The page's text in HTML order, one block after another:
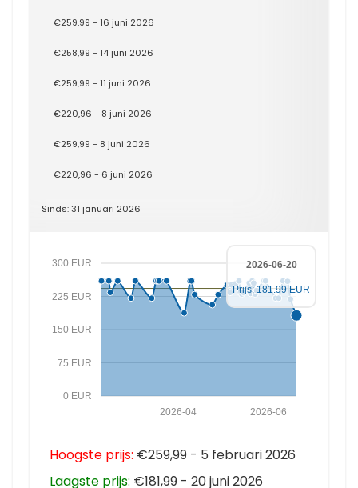
€259,99 - 16 juni 2026
€258,99 - 14 juni 2026
€259,99 - 11 juni 2026
€220,96 - 8 juni 2026
€259,99 - 8 juni 2026
€220,96 - 6 juni 2026
Sinds: 31 januari 2026
0 EUR
75 EUR
150 EUR
225 EUR
300 EUR
2026-06
2026-04
2026-06-20
Prijs: 181.99 EUR
Hoogste prijs: €259,99 - 5 februari 2026
Laagste prijs: €181,99 - 20 juni 2026